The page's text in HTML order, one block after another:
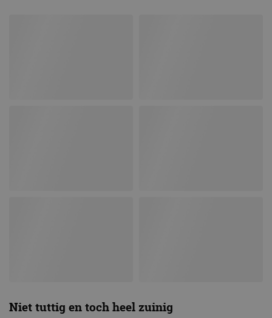
Niet tuttig en toch heel zuinig